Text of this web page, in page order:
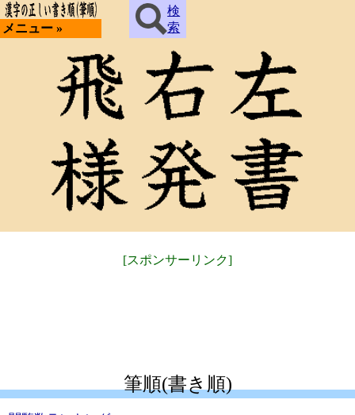
メニュー »
検
索
[スポンサーリンク]
筆順(書き順)